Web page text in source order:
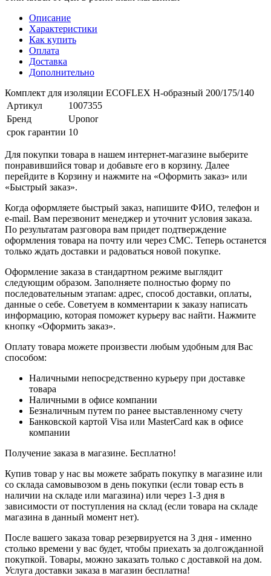
Описание
Характеристики
Как купить
Оплата
Доставка
Дополнительно
Комплект для изоляции ECOFLEX Н-образный 200/175/140
Артикул
1007355
Бренд
Uponor
срок гарантии 10
Для покупки товара в нашем интернет-магазине выберите
понравившийся товар и добавьте его в корзину. Далее
перейдите в Корзину и нажмите на «Оформить заказ» или
«Быстрый заказ».
Когда оформляете быстрый заказ, напишите ФИО, телефон и
e-mail. Вам перезвонит менеджер и уточнит условия заказа.
По результатам разговора вам придет подтверждение
оформления товара на почту или через СМС. Теперь останется
только ждать доставки и радоваться новой покупке.
Оформление заказа в стандартном режиме выглядит
следующим образом. Заполняете полностью форму по
последовательным этапам: адрес, способ доставки, оплаты,
данные о себе. Советуем в комментарии к заказу написать
информацию, которая поможет курьеру вас найти. Нажмите
кнопку «Оформить заказ».
Оплату товара можете произвести любым удобным для Вас
способом:
Наличными непосредственно курьеру при доставке
товара
Наличными в офисе компании
Безналичным путем по ранее выставленному счету
Банковской картой Visa или MasterCard как в офисе
компании
Получение заказа в магазине. Бесплатно!
Купив товар у нас вы можете забрать покупку в магазине или
со склада самовывозом в день покупки (если товар есть в
наличии на складе или магазина) или через 1-3 дня в
зависимости от поступления на склад (если товара на складе
магазина в данный момент нет).
После вашего заказа товар резервируется на 3 дня - именно
столько времени у вас будет, чтобы приехать за долгожданной
покупкой. Товары, можно заказать только с доставкой на дом.
Услуга доставки заказа в магазин бесплатна!